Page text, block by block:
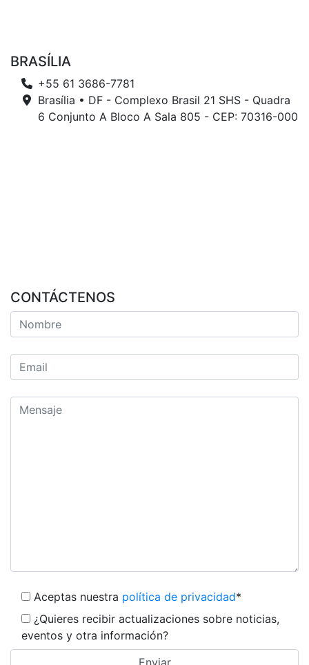
BRASÍLIA
+55 61 3686-7781
Brasília • DF - Complexo Brasil 21 SHS - Quadra
6 Conjunto A Bloco A Sala 805 - CEP: 70316-000
CONTÁCTENOS
Aceptas nuestra política de privacidad*
¿Quieres recibir actualizaciones sobre noticias,
eventos y otra información?